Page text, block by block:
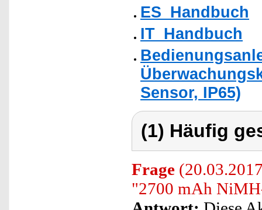
ES_Handbuch
IT_Handbuch
Sensor, IP65)
(1) Häufig
Frage
"2700 mAh